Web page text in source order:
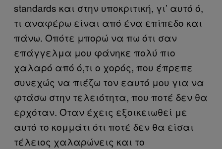
standards και στην υποκριτική, γι’ αυτό ό,
τι αναφέρω είναι από ένα επίπεδο και
πάνω. Οπότε μπορώ να πω ότι σαν
επάγγελμα μου φάνηκε πολύ πιο
χαλαρό από ό,τι ο χορός, που έπρεπε
συνεχώς να πιέζω τον εαυτό μου για να
φτάσω στην τελειότητα, που ποτέ δεν θα
ερχόταν. Όταν έχεις εξοικειωθεί με
αυτό το κομμάτι ότι ποτέ δεν θα είσαι
τέλειος χαλαρώνεις και το